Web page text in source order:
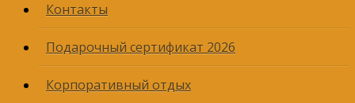
Контакты
Подарочный сертификат 2026
Корпоративный отдых